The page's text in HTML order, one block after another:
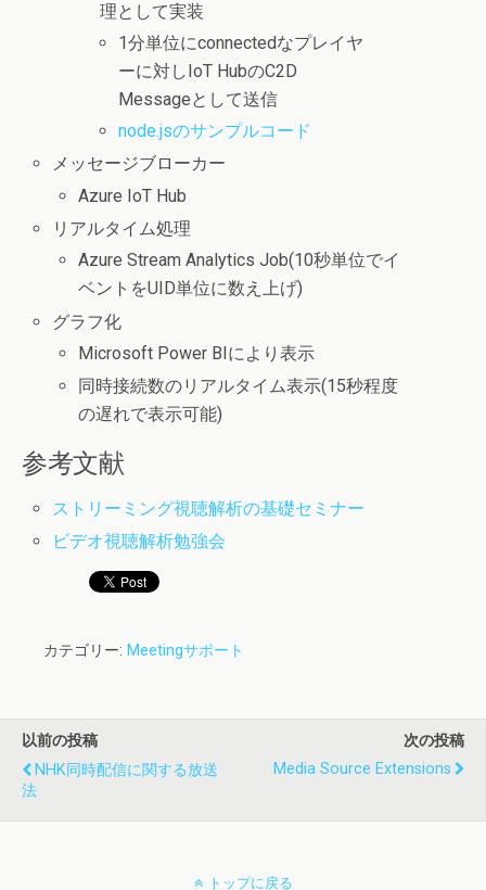
理として実装
1分単位にconnectedなプレイヤ
ーに対しIoT HubのC2D
Messageとして送信
node.jsのサンプルコード
メッセージブローカー
Azure IoT Hub
リアルタイム処理
Azure Stream Analytics Job(10秒単位でイ
ベントをUID単位に数え上げ)
グラフ化
Microsoft Power BIにより表示
同時接続数のリアルタイム表示(15秒程度
の遅れで表示可能)
参考文献
ストリーミング視聴解析の基礎セミナー
ビデオ視聴解析勉強会
カテゴリー: Meetingサポート
以前の投稿
NHK同時配信に関する放送
法
次の投稿
Media Source Extensions
トップに戻る